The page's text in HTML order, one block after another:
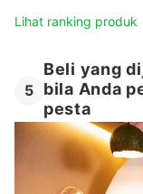
Lihat ranking produk
5
Beli yang
bila Anda
pesta